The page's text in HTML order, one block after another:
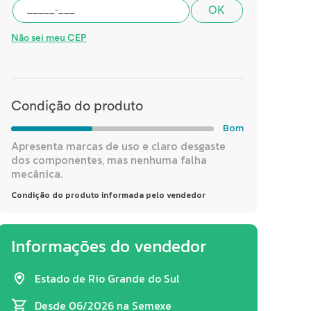
OK
Não sei meu CEP
Condição do produto
Bom
Apresenta marcas de uso e claro desgaste
dos componentes, mas nenhuma falha
mecânica.
Condição do produto informada pelo vendedor
Informações do vendedor
Estado de Rio Grande do Sul
Desde 06/2026 na Semexe